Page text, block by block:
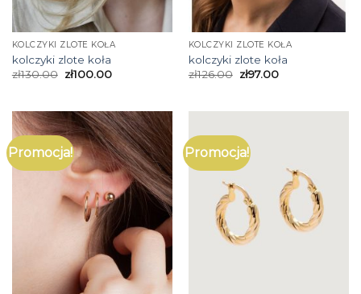
KOLCZYKI ZLOTE KOŁA
kolczyki zlote koła
zł130.00 zł100.00
KOLCZYKI ZLOTE KOŁA
kolczyki zlote koła
zł126.00 zł97.00
Promocja! Promocja!